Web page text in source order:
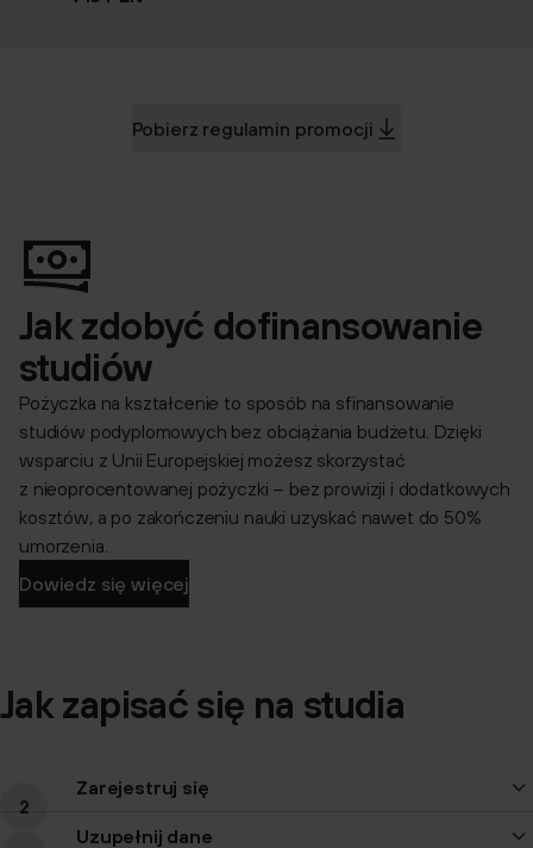
Pobierz regulamin promocji
Jak zdobyć dofinansowanie
studiów
Pożyczka na kształcenie to sposób na sfinansowanie
studiów podyplomowych bez obciążania budżetu. Dzięki
wsparciu z Unii Europejskiej możesz skorzystać
z nieoprocentowanej pożyczki – bez prowizji i dodatkowych
kosztów, a po zakończeniu nauki uzyskać nawet do 50%
umorzenia.
Dowiedz się więcej
Jak zapisać się na studia
Zarejestruj się
Uzupełnij dane